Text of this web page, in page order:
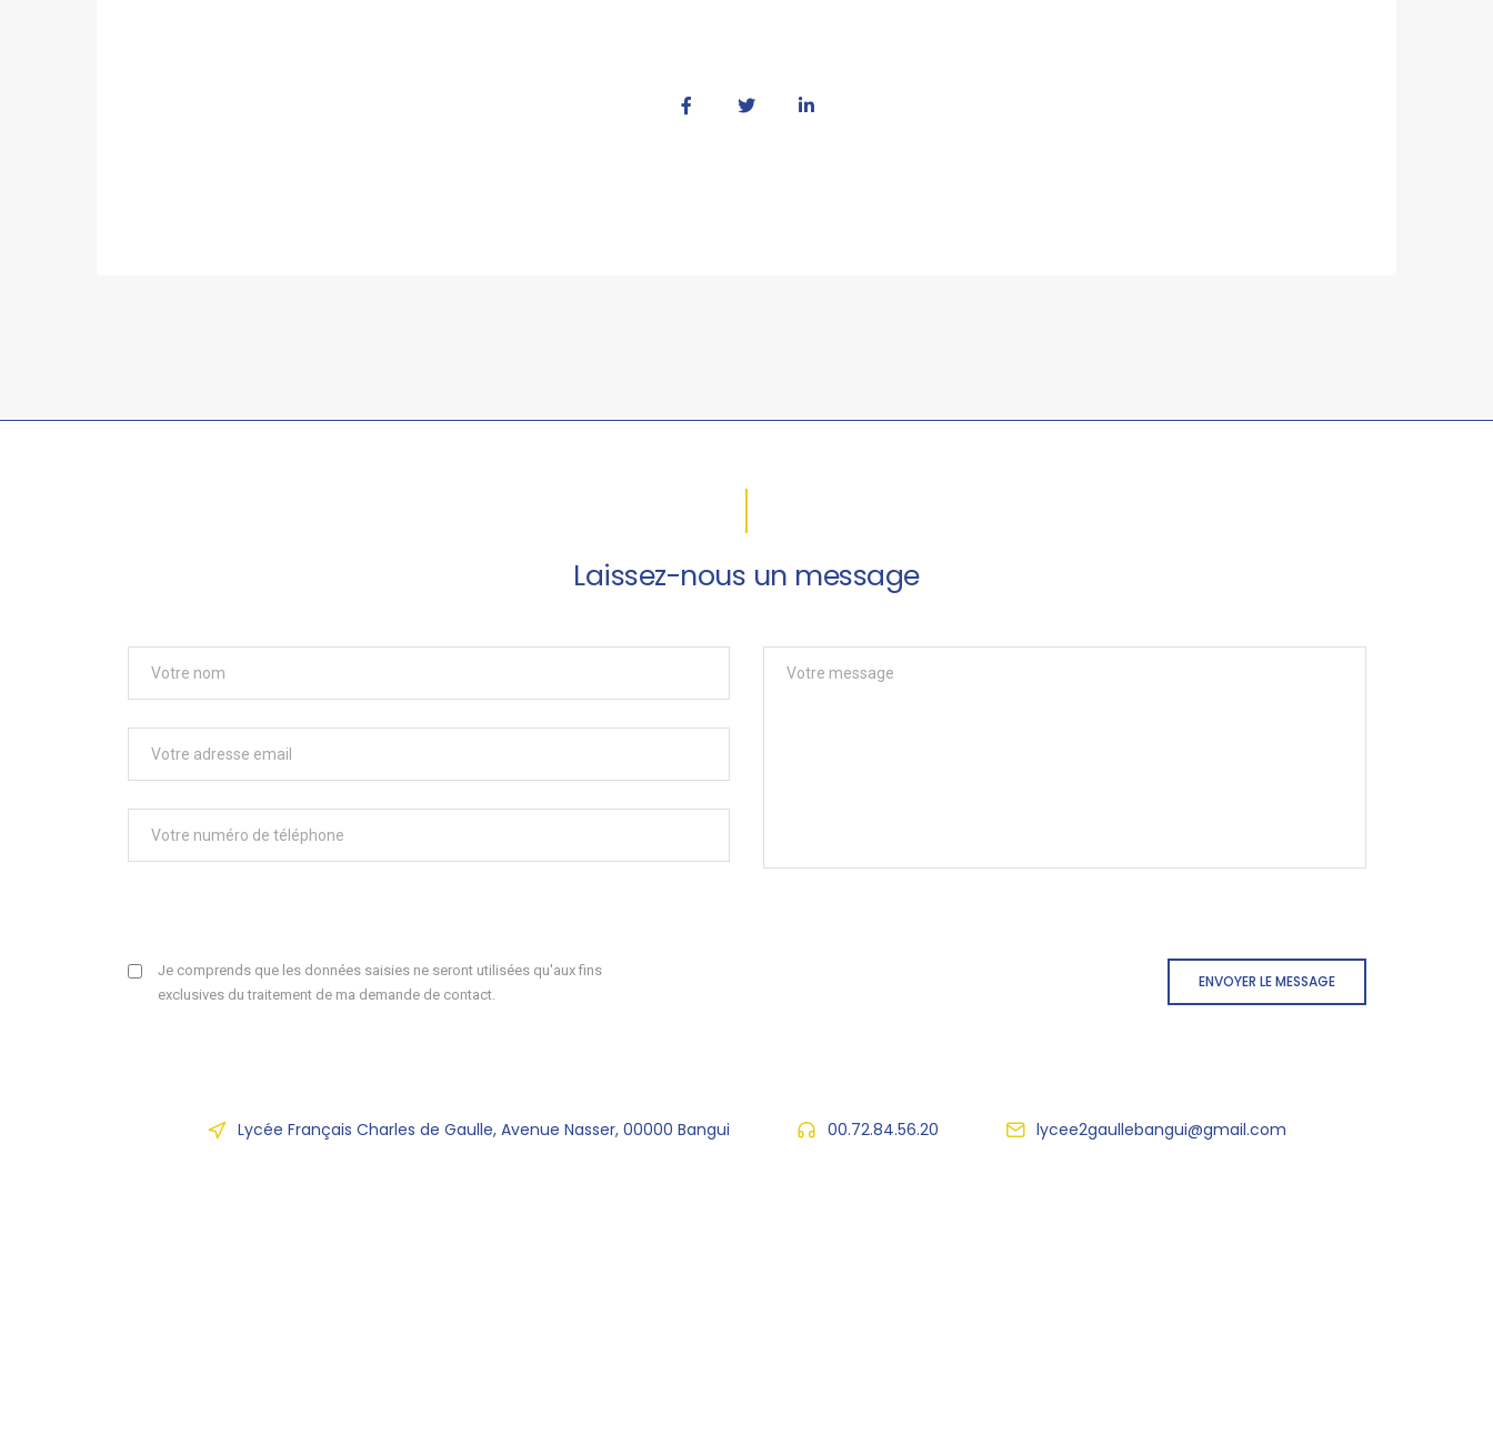
Laissez-nous un message
Je comprends que les données saisies ne seront utilisées qu'aux fins
exclusives du traitement de ma demande de contact.
ENVOYER LE MESSAGE
Lycée Français Charles de Gaulle, Avenue Nasser, 00000 Bangui 00.72.84.56.20 lycee2gaullebangui@gmail.com